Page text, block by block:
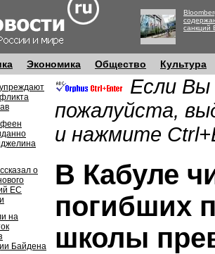
санкций
Экономика Общество Культура
о
ЕС
на
Байдена
Если Вы
пожалуйста,
и нажмите
В Кабуле
погибших
школы